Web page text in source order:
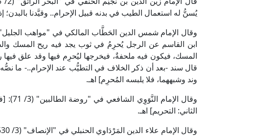
يُسنُّ له استعمال الطيب في بدنه قبيل الإحرام.. وقيَّدنا بالبدن؛
ابن القاسم عن الرجل يُحرِمُ في ثوب يجد فيه ريح المسك
المسك، فيكون فيه ملحفةٌ، فيخرجها ليُحرِم فيها وقد علق
قال سند -بعد أن ذكر الخلاف في التطيُّب عند الإحرام..- ما
وند وشبههما، فلا يلبسه المُحرِم] اهـ.
وقال
الثاني: التحريم] اهـ.